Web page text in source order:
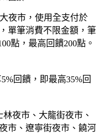
夜市，使用全支付於
單筆消費不限金額，筆
點，最高回饋200點。
回饋，即最高35%回
夜市、大龍街夜市、
市、遼寧街夜市、饒河